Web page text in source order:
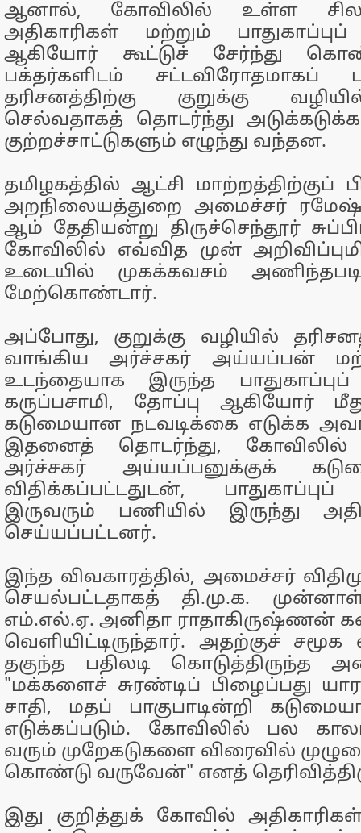
ஆனால், கோவிலில் உள்ள சில
அதிகாரிகள் மற்றும்
ஆகியோர் கூட்டுச் சேர்ந்து
பக்தர்களிடம்
தரிசனத்திற்கு குறுக்கு
செல்வதாகத் தொடர்ந்து
குற்றச்சாட்டுகளும் எழுந்து வந்தன.
தமிழகத்தில் ஆட்சி மாற்றத்திற்குப்
அறநிலையத்துறை அமைச்சர்
ஆம் தேதியன்று திருச்செந்தூர்
கோவிலில் எவ்வித முன்
உடையில் முகக்கவசம்
மேற்கொண்டார்.
அப்போது, குறுக்கு வழியில்
வாங்கிய அர்ச்சகர் அய்யப்பன்
உடந்தையாக இருந்த
கருப்பசாமி, தோப்பு ஆகியோர்
கடுமையான நடவடிக்கை எடுக்க
இதனைத் தொடர்ந்து,
அர்ச்சகர் அய்யப்பனுக்குக்
விதிக்கப்பட்டதுடன்,
இருவரும் பணியில் இருந்து
செய்யப்பட்டனர்.
இந்த விவகாரத்தில், அமைச்சர்
செயல்பட்டதாகத் தி.மு.க.
எம்.எல்.ஏ. அனிதா ராதாகிருஷ்ணன்
வெளியிட்டிருந்தார். அதற்குச்
தகுந்த பதிலடி கொடுத்திருந்த
"மக்களைச் சுரண்டிப் பிழைப்பது
சாதி, மதப் பாகுபாடின்றி
எடுக்கப்படும். கோவிலில் பல
வரும் முறேகடுகளை விரைவில்
கொண்டு வருவேன்" எனத்
இது குறித்துக் கோவில்